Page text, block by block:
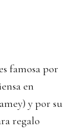
famosa por
en
y por su
regalo